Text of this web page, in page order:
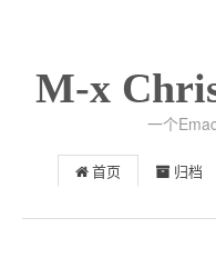
M-x
一个
首页 归档